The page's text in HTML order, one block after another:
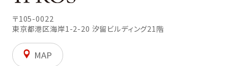
〒105-0022
東京都港区海岸1-2-20 汐留ビルディング21階
MAP